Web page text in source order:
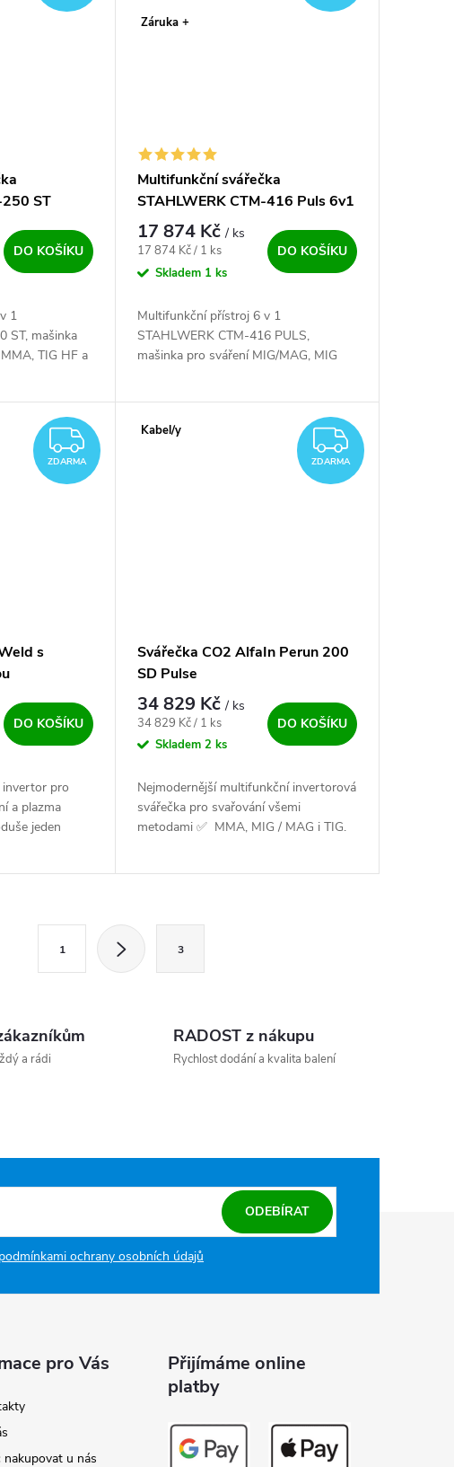
ST
DO KOŠÍKU
1
ST, mašinka
TIG HF a
Záruka +
Multifunkční svářečka
STAHLWERK CTM-416 Puls 6v1
17 874 Kč/ ks
Měrná cena:
17 874 Kč / 1 ks
Skladem 1 ks
DO KOŠÍKU
Multifunkční přístroj 6 v 1
STAHLWERK CTM-416 PULS,
mašinka pro sváření MIG/MAG, MIG
ZDARMA
ZDARMA
s
DO KOŠÍKU
invertor pro
a plazma
jeden
Kabel/y
ZDARMA
Svářečka CO2 AlfaIn Perun 200
SD Pulse
34 829 Kč/ ks
Měrná cena:
34 829 Kč / 1 ks
Skladem 2 ks
DO KOŠÍKU
Nejmodernější multifunkční invertorová
svářečka pro svařování všemi
metodami ✅ MMA, MIG / MAG i TIG.
Stránkování
1 3
a rádi
RADOST z nákupu
Rychlost dodání a kvalita balení
podmínkami ochrany osobních údajů
ODEBÍRAT
pro Vás
nakupovat u nás
Přijímáme online
platby